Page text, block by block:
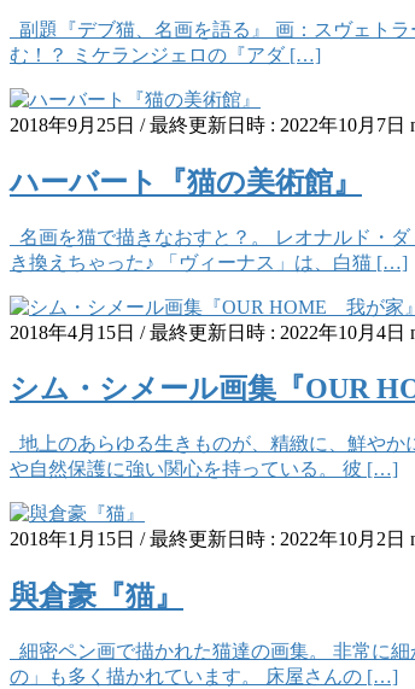
副題『デブ猫、名画を語る』 画：スヴェト
む！？ ミケランジェロの『アダ […]
2018年9月25日 / 最終更新日時 : 2022年10月7日
ハーバート『猫の美術館』
名画を猫で描きなおすと？。 レオナルド・
き換えちゃった♪ 「ヴィーナス」は、白猫 […]
2018年4月15日 / 最終更新日時 : 2022年10月4日
シム・シメール画集『OUR
地上のあらゆる生きものが、精緻に、鮮や
や自然保護に強い関心を持っている。 彼 […]
2018年1月15日 / 最終更新日時 : 2022年10月2日
與倉豪『猫』
細密ペン画で描かれた猫達の画集。 非常に
の」も多く描かれています。 床屋さんの […]